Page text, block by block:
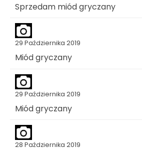
Sprzedam miód gryczany
29 Października 2019
Miód gryczany
29 Października 2019
Miód gryczany
28 Października 2019